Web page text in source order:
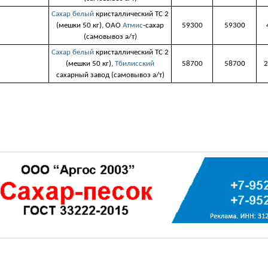
Сахар белый кристаллический ТС 2
(мешки 50 кг), ОАО Атмис-сахар
(самовывоз а/т)
59300 59300
Сахар белый кристаллический ТС 2
(мешки 50 кг), Тбилисский
сахарный завод (самовывоз а/т)
58700 58700